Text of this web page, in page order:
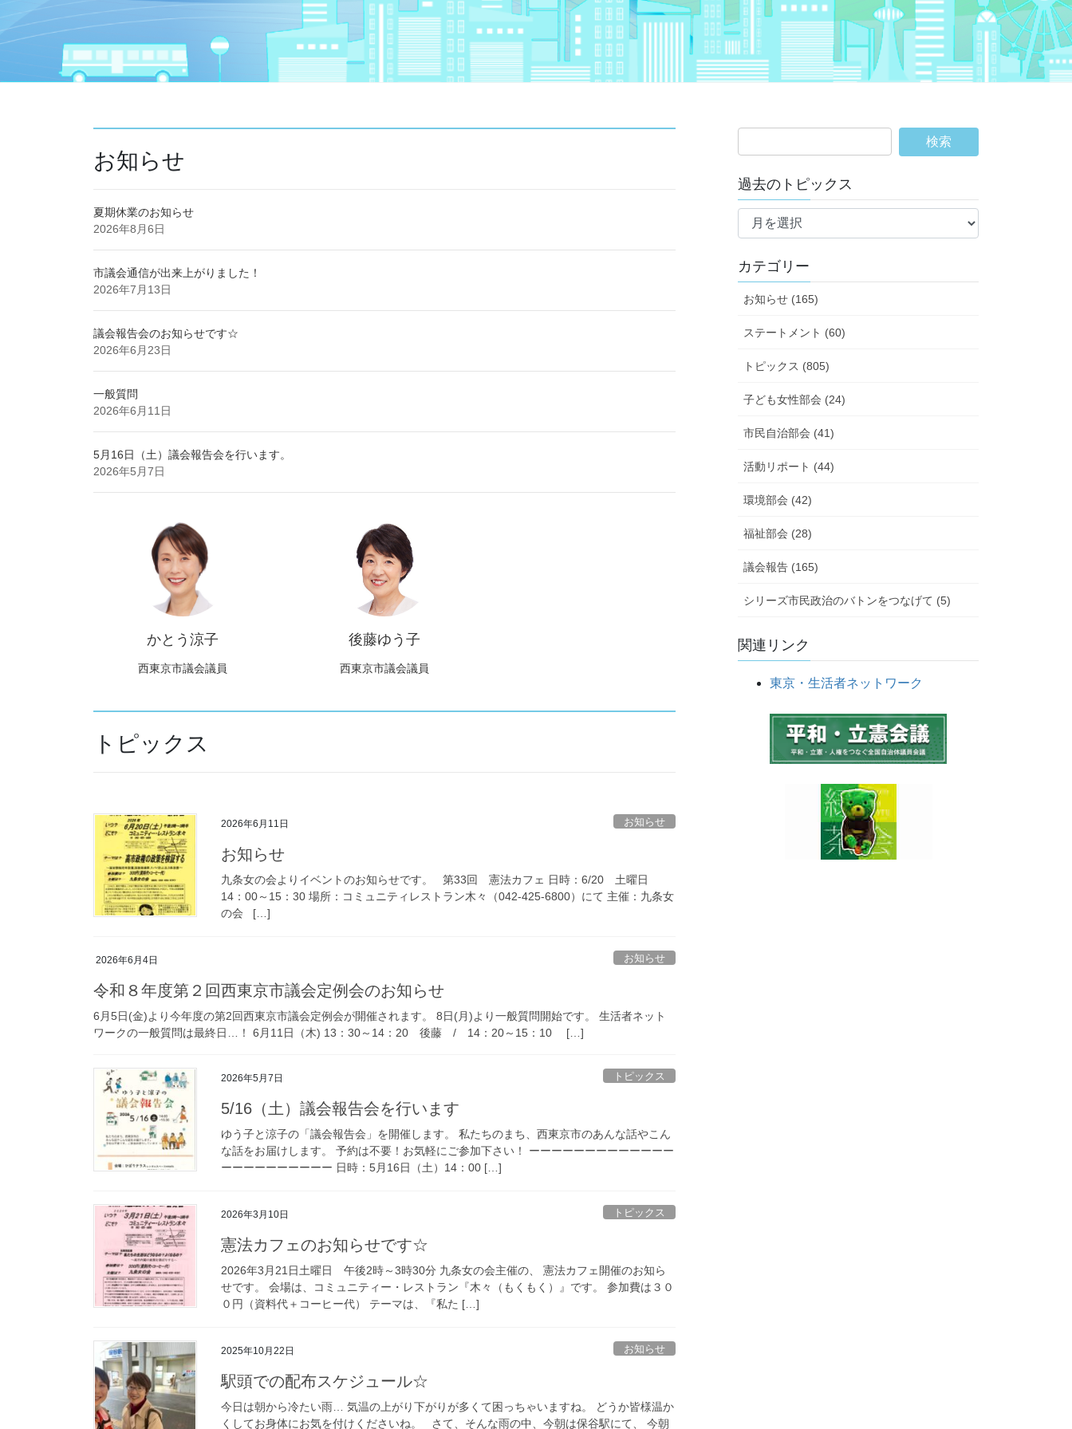
お知らせ
夏期休業のお知らせ
2026年8月6日
市議会通信が出来上がりました！
2026年7月13日
議会報告会のお知らせです☆
2026年6月23日
一般質問
2026年6月11日
5月16日（土）議会報告会を行います。
2026年5月7日
かとう涼子
西東京市議会議員
後藤ゆう子
西東京市議会議員
トピックス
2026年6月11日 お知らせ
お知らせ
九条女の会よりイベントのお知らせです。 第33回 憲法カフェ 日時：6/20 土曜日
14：00～15：30 場所：コミュニティレストラン木々（042-425-6800）にて 主催：九条女
の会 […]
2026年6月4日 お知らせ
令和８年度第２回西東京市議会定例会のお知らせ
6月5日(金)より今年度の第2回西東京市議会定例会が開催されます。 8日(月)より一般質問開始です。 生活者ネット
ワークの一般質問は最終日…！ 6月11日（木) 13：30～14：20 後藤 / 14：20～15：10 […]
2026年5月7日 トピックス
5/16（土）議会報告会を行います
ゆう子と涼子の「議会報告会」を開催します。 私たちのまち、西東京市のあんな話やこん
な話をお届けします。 予約は不要！お気軽にご参加下さい！ ーーーーーーーーーーーーー
ーーーーーーーーーー 日時：5月16日（土）14：00 […]
2026年3月10日 トピックス
憲法カフェのお知らせです☆
2026年3月21日土曜日 午後2時～3時30分 九条女の会主催の、 憲法カフェ開催のお知ら
せです。 会場は、コミュニティー・レストラン『木々（もくもく）』です。 参加費は３０
０円（資料代＋コーヒー代） テーマは、『私た […]
2025年10月22日 お知らせ
駅頭での配布スケジュール☆
今日は朝から冷たい雨… 気温の上がり下がりが多くて困っちゃいますね。 どうか皆様温か
くしてお身体にお気を付けくださいね。 さて、そんな雨の中、今朝は保谷駅にて、 今朝
過去のトピックス
過
ト
ピ
ッ
カテゴリー
お知らせ (165)
ステートメント (60)
トピックス (805)
子ども女性部会 (24)
市民自治部会 (41)
活動リポート (44)
環境部会 (42)
福祉部会 (28)
議会報告 (165)
シリーズ市民政治のバトンをつなげて (5)
関連リンク
東京・生活者ネットワーク